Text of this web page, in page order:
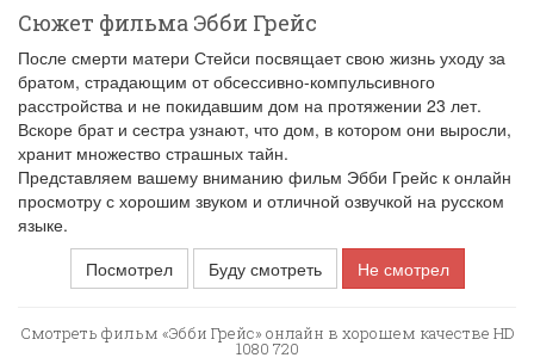
Сюжет фильма Эбби Грейс
После смерти матери Стейси посвящает свою жизнь уходу за
братом, страдающим от обсессивно-компульсивного
расстройства и не покидавшим дом на протяжении 23 лет.
Вскоре брат и сестра узнают, что дом, в котором они выросли,
хранит множество страшных тайн.
Представляем вашему вниманию фильм Эбби Грейс к онлайн
просмотру с хорошим звуком и отличной озвучкой на русском
языке.
Посмотрел
Буду смотреть Не смотрел
Смотреть фильм «Эбби Грейс» онлайн в хорошем качестве HD
1080 720